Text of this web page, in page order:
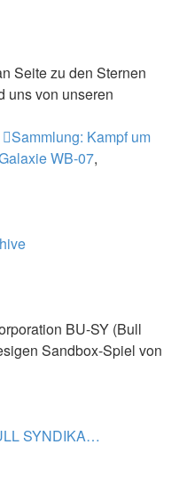
Seite zu den Sternen
uns von unseren
Sammlung: Kampf um
WB-07,
BU-SY (Bull
Sandbox-Spiel von
SYNDIKA…